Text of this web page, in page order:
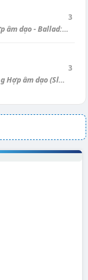
♪ MƠ VỀ NƠI XA LẮM - Tấn Minh Hợp âm dạo - Ballad: [Am] | [Em] | [C] |...
3
♪ NỖI NHỚ MÙA ĐÔNG - Thu Phương Hợp âm dạo (Slow Ballad): [Bm] | [Dbsus4...
3